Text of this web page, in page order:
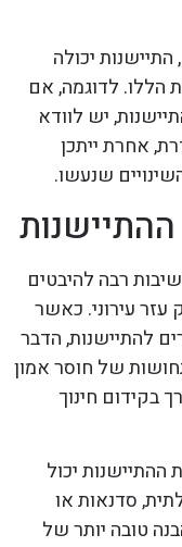
יכולה
לדוגמה, אם
יש לוודא
אחרת ייתכן
שנעשו.
רבה להיבטים
עירוני. כאשר
להתיישנות, הדבר
של חוסר אמון
בקידום חינוך
יכול
סדנאות או
טובה יותר של